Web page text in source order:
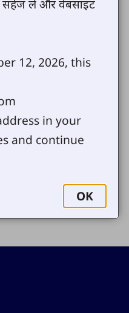
)
अन् प्रश्न पाठवा
सहेज लें और वेबसाइट
12, 2026, this
in your
and continue
OK